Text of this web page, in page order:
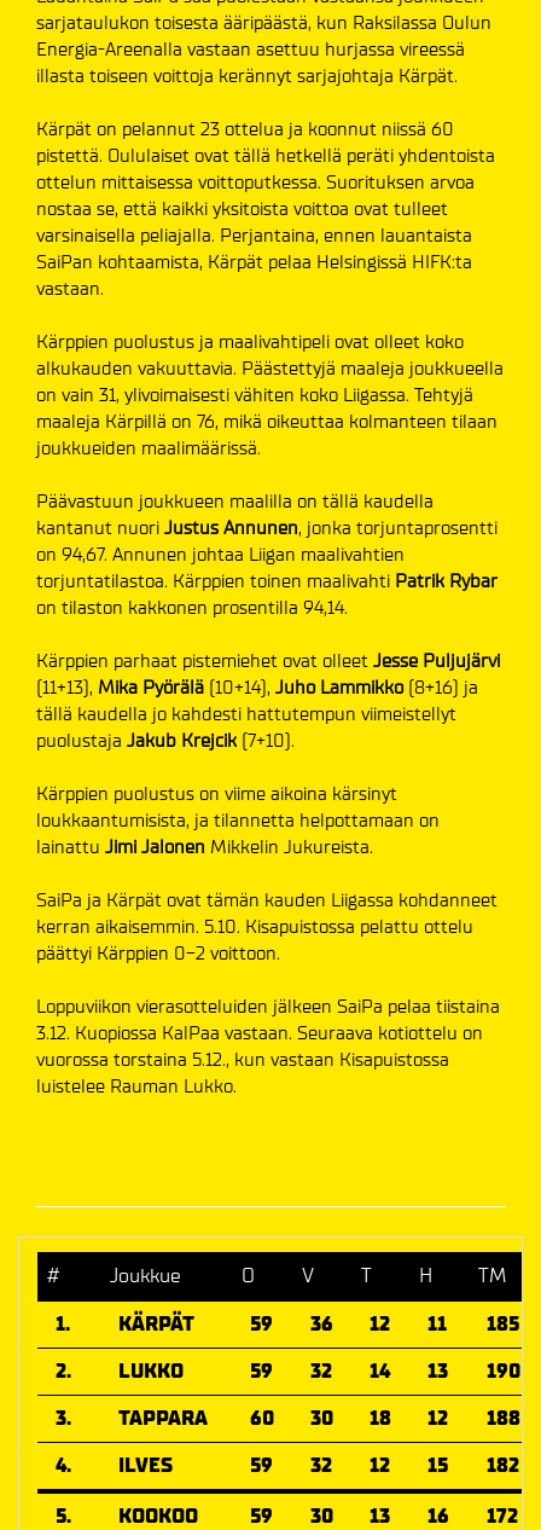
sarjataulukon toisesta ääripäästä, kun Raksilassa Oulun
Energia-Areenalla vastaan asettuu hurjassa vireessä
illasta toiseen voittoja kerännyt sarjajohtaja Kärpät.
Kärpät on pelannut 23 ottelua ja koonnut niissä 60
pistettä. Oululaiset ovat tällä hetkellä peräti yhdentoista
ottelun mittaisessa voittoputkessa. Suorituksen arvoa
nostaa se, että kaikki yksitoista voittoa ovat tulleet
varsinaisella peliajalla. Perjantaina, ennen lauantaista
SaiPan kohtaamista, Kärpät pelaa Helsingissä HIFK:ta
vastaan.
Kärppien puolustus ja maalivahtipeli ovat olleet koko
alkukauden vakuuttavia. Päästettyjä maaleja joukkueella
on vain 31, ylivoimaisesti vähiten koko Liigassa. Tehtyjä
maaleja Kärpillä on 76, mikä oikeuttaa kolmanteen tilaan
joukkueiden maalimäärissä.
Päävastuun joukkueen maalilla on tällä kaudella
kantanut nuori Justus Annunen, jonka torjuntaprosentti
on 94,67. Annunen johtaa Liigan maalivahtien
torjuntatilastoa. Kärppien toinen maalivahti Patrik Rybar
on tilaston kakkonen prosentilla 94,14.
Kärppien parhaat pistemiehet ovat olleet Jesse Puljujärvi
(11+13), Mika Pyörälä (10+14), Juho Lammikko(8+16) ja
tällä kaudella jo kahdesti hattutempun viimeistellyt
puolustaja Jakub Krejcik (7+10).
Kärppien puolustus on viime aikoina kärsinyt
loukkaantumisista, ja tilannetta helpottamaan on
lainattu Jimi Jalonen Mikkelin Jukureista.
SaiPa ja Kärpät ovat tämän kauden Liigassa kohdanneet
kerran aikaisemmin. 5.10. Kisapuistossa pelattu ottelu
päättyi Kärppien 0-2 voittoon.
Loppuviikon vierasotteluiden jälkeen SaiPa pelaa tiistaina
3.12. Kuopiossa KalPaa vastaan. Seuraava kotiottelu on
vuorossa torstaina 5.12., kun vastaan Kisapuistossa
luistelee Rauman Lukko.
# Joukkue O V T H
TM
1.
KÄRPÄT 59 36 12 11
185
2.
LUKKO 59 32 14 13
190
3.
TAPPARA 60 30 18 12
188
4.
ILVES 59 32 12 15
182
5.
KOOKOO 59 30 13 16
172